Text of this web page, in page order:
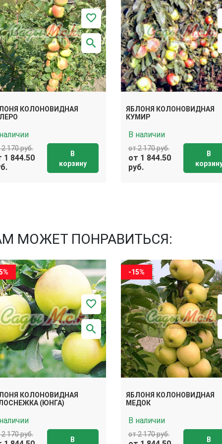
КОЛОНОВИДНАЯ
2 170 руб.
1 844.50
В
корзину
ЯБЛОНЯ КОЛОНОВИДНАЯ
КУМИР
В наличии
от 2 170 руб.
от 1 844.50
руб.
В
МОЖЕТ ПОНРАВИТЬСЯ:
КОЛОНОВИДНАЯ
(ЮНГА)
2 170 руб.
В
-15%
ЯБЛОНЯ КОЛОНОВИДНАЯ
МЕДОК
В наличии
от 2 170 руб.
В